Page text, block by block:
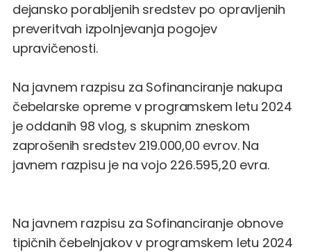
dejansko porabljenih sredstev po opravljenih
preveritvah izpolnjevanja pogojev
upravičenosti.
Na javnem razpisu za Sofinanciranje nakupa
čebelarske opreme v programskem letu 2024
je oddanih 98 vlog, s skupnim zneskom
zaprošenih sredstev 219.000,00 evrov. Na
javnem razpisu je na vojo 226.595,20 evra.
Na javnem razpisu za Sofinanciranje obnove
tipičnih čebelnjakov v programskem letu 2024